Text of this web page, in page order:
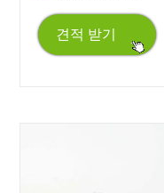
견적 받기